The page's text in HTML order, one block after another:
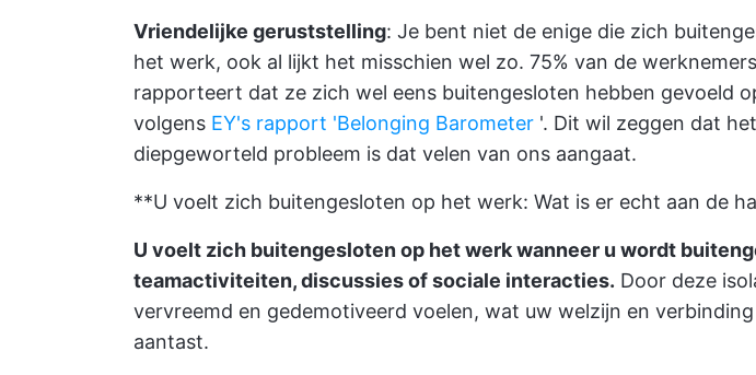
Vriendelijke geruststelling: Je bent niet de enige die zich
het werk, ook al lijkt het misschien wel zo. 75% van de
rapporteert dat ze zich wel eens buitengesloten hebben gevoeld
volgens EY's rapport 'Belonging Barometer '. Dit wil zeggen dat
diepgeworteld probleem is dat velen van ons aangaat.
**U voelt zich buitengesloten op het werk: Wat is er echt aan de
U voelt zich buitengesloten op het werk wanneer u wordt
teamactiviteiten, discussies of sociale interacties. Door deze
vervreemd en gedemotiveerd voelen, wat uw welzijn en
aantast.